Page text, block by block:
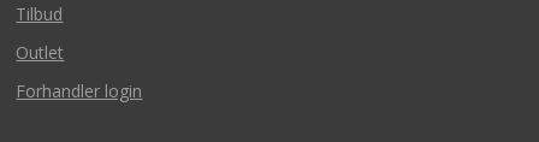
Tilbud
Outlet
Forhandler login